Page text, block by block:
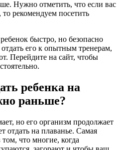
Нужно отметить, что если вас
, то рекомендуем посетить
быстро, но безопасно
отдать его к опытным тренерам,
Перейдите на сайт, чтобы
ребенка на
раньше?
но его организм продолжает
отдать на плаванье. Самая
что многие, когда